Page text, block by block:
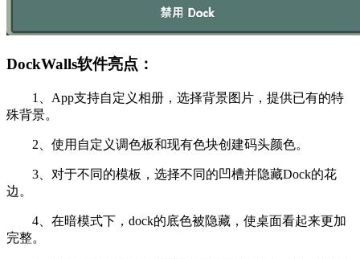
DockWalls软件亮点：
1、App支持自定义相册，选择背景图片，提供已有的特
殊背景。
2、使用自定义调色板和现有色块创建码头颜色。
3、对于不同的模板，选择不同的凹槽并隐藏Dock的花
边。
4、在暗模式下，dock的底色被隐藏，使桌面看起来更加
完整。